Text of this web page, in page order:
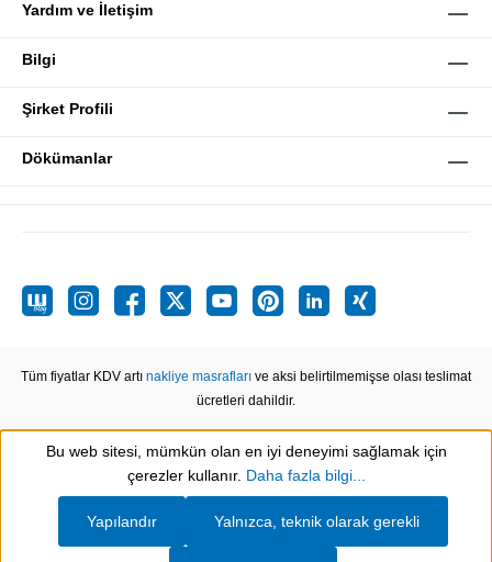
Yardım ve İletişim
Bilgi
Şirket Profili
Dökümanlar
Tüm fiyatlar KDV artı nakliye masrafları ve aksi belirtilmemişse olası teslimat
ücretleri dahildir.
Show toolbar
Bu web sitesi, mümkün olan en iyi deneyimi sağlamak için
çerezler kullanır. Daha fazla bilgi...
Yalnızca, teknik olarak gerekli
Yapılandır